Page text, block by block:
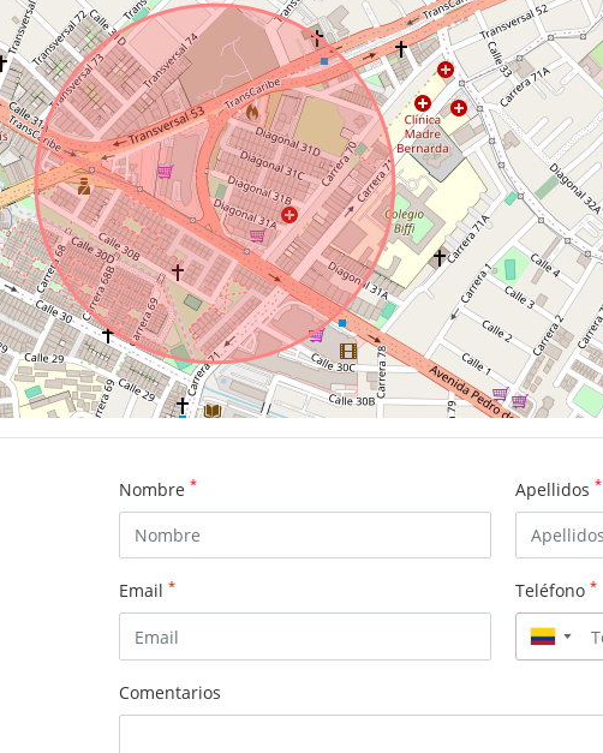
Nombre * Apellidos *
Email * Teléfono *
▼
Comentarios